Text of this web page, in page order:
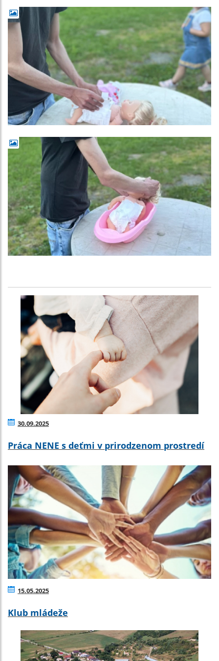
30.09.2025
Práca NENE s deťmi v prirodzenom prostredí
15.05.2025
Klub mládeže